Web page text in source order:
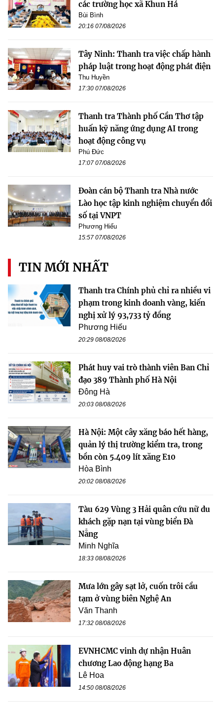
các trường học xã Khun Há
Bùi Bình
20:16 07/08/2026
Tây Ninh: Thanh tra việc chấp hành
pháp luật trong hoạt động phát điện
Thu Huyền
17:30 07/08/2026
Thanh tra Thành phố Cần Thơ tập
huấn kỹ năng ứng dụng AI trong
hoạt động công vụ
Phú Đức
17:07 07/08/2026
Đoàn cán bộ Thanh tra Nhà nước
Lào học tập kinh nghiệm chuyển đổi
số tại VNPT
Phương Hiếu
15:57 07/08/2026
TIN MỚI NHẤT
Thanh tra Chính phủ chỉ ra nhiều vi
phạm trong kinh doanh vàng, kiến
nghị xử lý 93,733 tỷ đồng
Phương Hiếu
20:29 08/08/2026
Phát huy vai trò thành viên Ban Chỉ
đạo 389 Thành phố Hà Nội
Đông Hà
20:03 08/08/2026
Hà Nội: Một cây xăng báo hết hàng,
quản lý thị trường kiểm tra, trong
bồn còn 5.409 lít xăng E10
Hòa Bình
20:02 08/08/2026
Tàu 629 Vùng 3 Hải quân cứu nữ du
khách gặp nạn tại vùng biển Đà
Nẵng
Minh Nghĩa
18:33 08/08/2026
Mưa lớn gây sạt lở, cuốn trôi cầu
tạm ở vùng biên Nghệ An
Văn Thanh
17:32 08/08/2026
EVNHCMC vinh dự nhận Huân
chương Lao động hạng Ba
Lê Hoa
14:50 08/08/2026